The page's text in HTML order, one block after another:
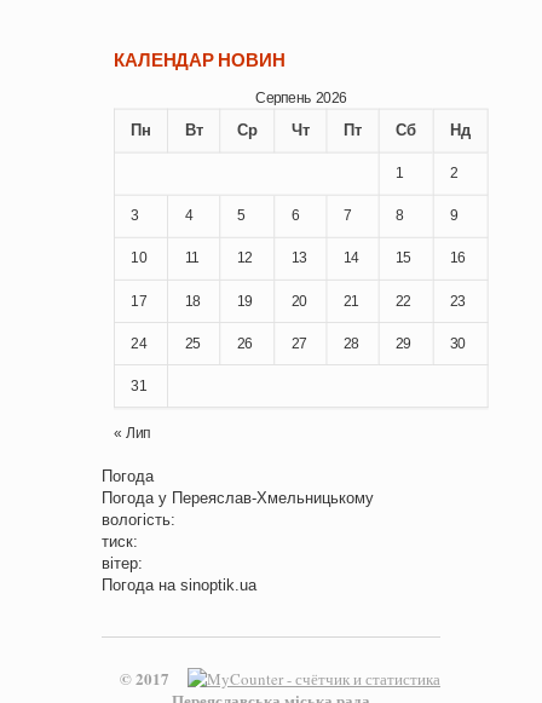
КАЛЕНДАР НОВИН
Серпень 2026
Пн Вт Ср Чт Пт Сб Нд
1 2
3 4 5 6 7 8 9
10 11 12 13 14 15 16
17 18 19 20 21 22 23
24 25 26 27 28 29 30
31
« Лип
Погода
Погода у Переяслав-Хмельницькому
вологість:
тиск:
вітер:
Погода на sinoptik.ua
© 2017